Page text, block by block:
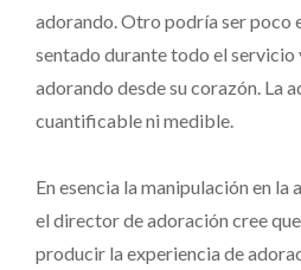
adorando. Otro podría ser poco
sentado durante todo el
adorando desde su corazón. La
cuantificable ni medible.
En esencia la manipulación en la
el director de adoración cree
producir la experiencia de